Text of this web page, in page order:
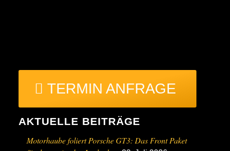
TERMIN ANFRAGE
AKTUELLE BEITRÄGE
Motorhaube foliert Porsche GT3: Das Front Paket